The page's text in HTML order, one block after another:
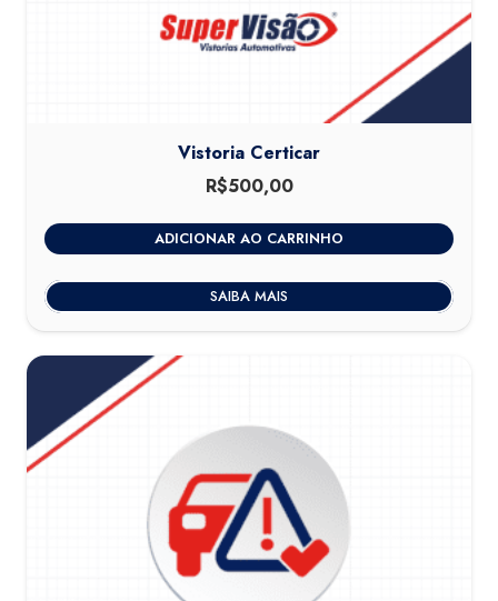
Vistoria Certicar
R$500,00
ADICIONAR AO CARRINHO
SAIBA MAIS